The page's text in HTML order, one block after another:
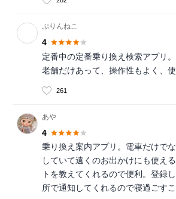
ぷりんねこ
4
定番中の定番乗り換え検索アプリ。
老舗だけあって、操作性もよく、
261
あや
4
乗り換え案内アプリ。電車だけで
していて遠くのお出かけにも使え
トを教えてくれるので便利。登録
所で通知してくれるので寝過ごす